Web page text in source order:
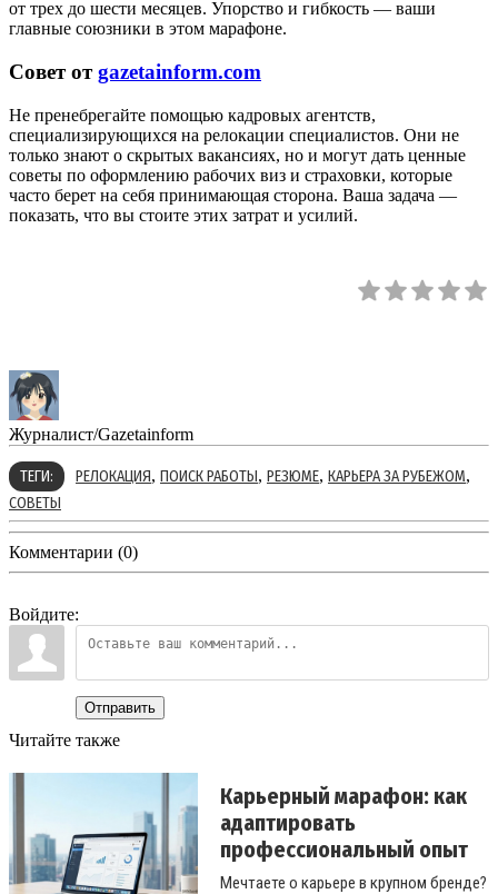
от трех до шести месяцев. Упорство и гибкость — ваши
главные союзники в этом марафоне.
Совет отgazetainform.com
Не пренебрегайте помощью кадровых агентств,
специализирующихся на релокации специалистов. Они не
только знают о скрытых вакансиях, но и могут дать ценные
советы по оформлению рабочих виз и страховки, которые
часто берет на себя принимающая сторона. Ваша задача —
показать, что вы стоите этих затрат и усилий.
Журналист/Gazetainform
ТЕГИ: РЕЛОКАЦИЯ, ПОИСК РАБОТЫ, РЕЗЮМЕ, КАРЬЕРА ЗА РУБЕЖОМ,
СОВЕТЫ
Комментарии (0)
Войдите:
Отправить
Читайте также
Карьерный марафон: как
адаптировать
профессиональный опыт
для раб...
Мечтаете о карьере в крупном бренде?